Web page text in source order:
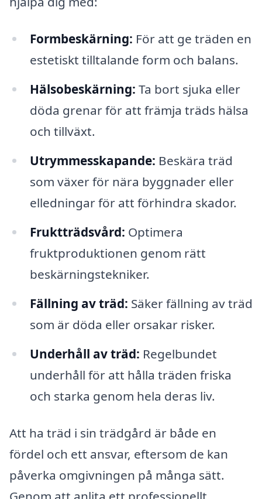
Formbeskärning: För att ge träden en
estetiskt tilltalande form och balans.
Hälsobeskärning: Ta bort sjuka eller
döda grenar för att främja träds hälsa
och tillväxt.
Utrymmesskapande: Beskära träd
som växer för nära byggnader eller
elledningar för att förhindra skador.
Fruktträdsvård: Optimera
fruktproduktionen genom rätt
beskärningstekniker.
Fällning av träd: Säker fällning av träd
som är döda eller orsakar risker.
Underhåll av träd: Regelbundet
underhåll för att hålla träden friska
och starka genom hela deras liv.
Att ha träd i sin trädgård är både en
fördel och ett ansvar, eftersom de kan
påverka omgivningen på många sätt.